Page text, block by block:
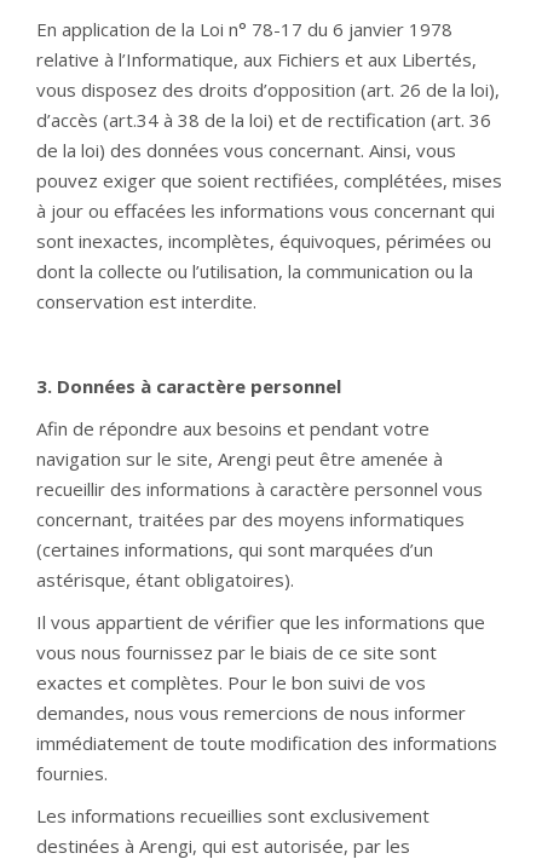
En application de la Loi n° 78-17 du 6 janvier 1978
relative à l’Informatique, aux Fichiers et aux Libertés,
vous disposez des droits d’opposition (art. 26 de la loi),
d’accès (art.34 à 38 de la loi) et de rectification (art. 36
de la loi) des données vous concernant. Ainsi, vous
pouvez exiger que soient rectifiées, complétées, mises
à jour ou effacées les informations vous concernant qui
sont inexactes, incomplètes, équivoques, périmées ou
dont la collecte ou l’utilisation, la communication ou la
conservation est interdite.
3. Données à caractère personnel
Afin de répondre aux besoins et pendant votre
navigation sur le site, Arengi peut être amenée à
recueillir des informations à caractère personnel vous
concernant, traitées par des moyens informatiques
(certaines informations, qui sont marquées d’un
astérisque, étant obligatoires).
Il vous appartient de vérifier que les informations que
vous nous fournissez par le biais de ce site sont
exactes et complètes. Pour le bon suivi de vos
demandes, nous vous remercions de nous informer
immédiatement de toute modification des informations
fournies.
Les informations recueillies sont exclusivement
destinées à Arengi, qui est autorisée, par les